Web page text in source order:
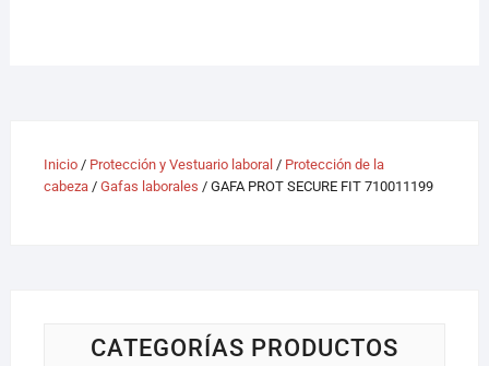
Inicio/ Protección y Vestuario laboral / Protección de la
cabeza/ Gafas laborales / GAFA PROT SECURE FIT 710011199
CATEGORÍAS PRODUCTOS